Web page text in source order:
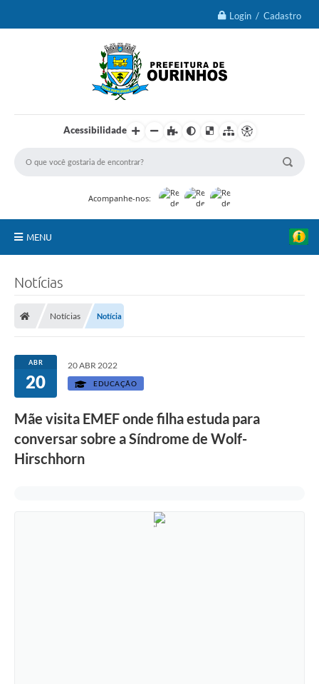
Login / Cadastro
Acessibilidade
Acompanhe-nos:
MENU
Portal da Transparência
Turismo
Secretarias
Ouvidoria
Notícias
Notícias Notícia
ABR
20
20 ABR 2022
EDUCAÇÃO
Mãe visita EMEF onde filha estuda para
conversar sobre a Síndrome de Wolf-
Hirschhorn